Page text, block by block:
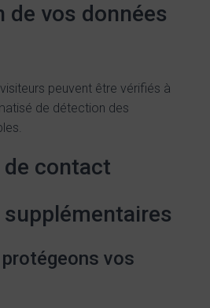
de vos données
peuvent être vérifiés à
de détection des
contact
vos